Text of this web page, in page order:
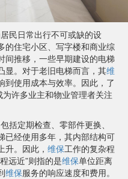
民日常出行不可或缺的设
的住宅小区、写字楼和商业综
间推移，一些早期建设的电梯
显。对于老旧电梯而言，其维
到使用成本与效率。因此，了
为许多业主和物业管理者关注
括定期检查、零部件更换、
已经使用多年，其内部结构可
。因此， 维保工作的复杂程
远近”则指的是维保单位距离
维保服务的响应速度和费用。